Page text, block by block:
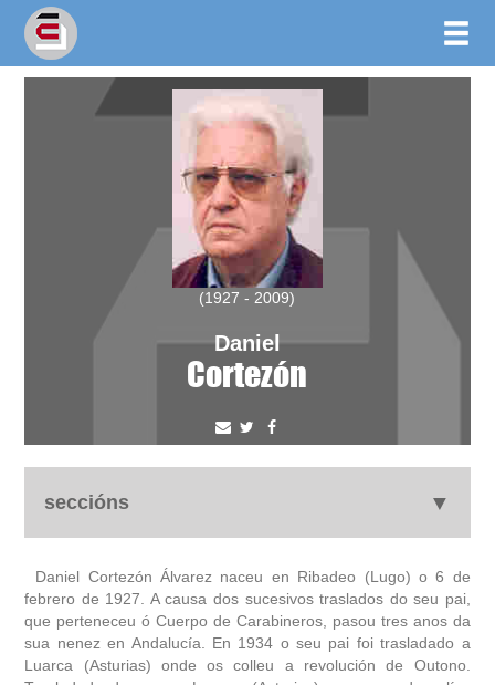
(1927 - 2009)
Daniel
Cortezón
seccións
autobiografía
obra
fototeca
Daniel Cortezón Álvarez naceu en Ribadeo (Lugo) o 6 de
febrero de 1927. A causa dos sucesivos traslados do seu pai,
que perteneceu ó Cuerpo de Carabineros, pasou tres anos da
sua nenez en Andalucía. En 1934 o seu pai foi trasladado a
Luarca (Asturias) onde os colleu a revolución de Outono.